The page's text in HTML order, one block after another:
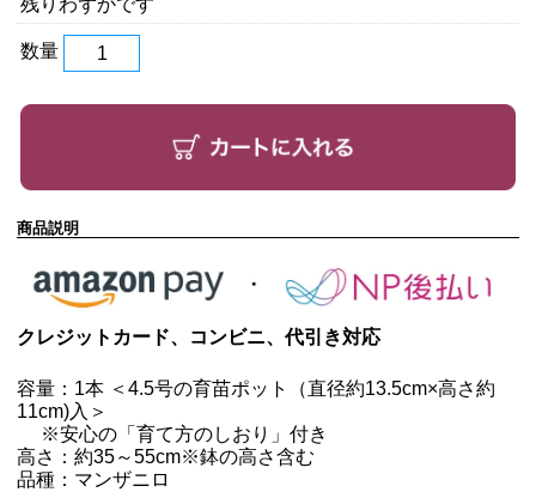
残りわずかです
数量
商品説明
クレジットカード、コンビニ、代引き対応
容量：1本 ＜4.5号の育苗ポット（直径約13.5cm×高さ約
11cm)入＞
※安心の「育て方のしおり」付き
高さ：約35～55cm※鉢の高さ含む
品種：マンザニロ